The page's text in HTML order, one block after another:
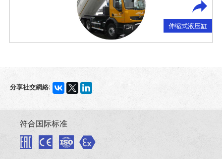
伸缩式液压缸
分享社交網絡:
符合国际标准